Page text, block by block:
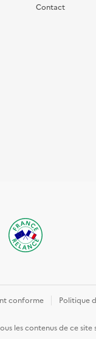
Contact
conforme Politique
les contenus de ce site